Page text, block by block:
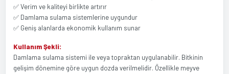
✅ Verim ve kaliteyi birlikte artırır
✅ Damlama sulama sistemlerine uygundur
✅ Geniş alanlarda ekonomik kullanım sunar
Kullanım Şekli:
Damlama sulama sistemi ile veya topraktan uygulanabilir. Bitkinin
gelişim dönemine göre uygun dozda verilmelidir. Özellikle meyve